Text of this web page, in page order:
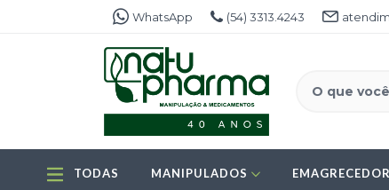
WhatsApp (54) 3313.4243
TODAS MANIPULADOS